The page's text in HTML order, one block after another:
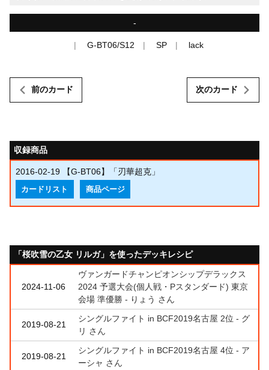
-
G-BT06/S12 SP lack
前のカード 次のカード
収録商品
2016-02-19 【G-BT06】「刃華超克」
カードリスト 商品ページ
「桜吹雪の乙女 リルガ」を使ったデッキレシピ
2024-11-06
ヴァンガードチャンピオンシップデラックス
2024 予選大会(個人戦・Pスタンダード) 東京
会場 準優勝 - りょう さん
2019-08-21
シングルファイト in BCF2019名古屋 2位 - グ
リ さん
2019-08-21
シングルファイト in BCF2019名古屋 4位 - ア
ーシャ さん